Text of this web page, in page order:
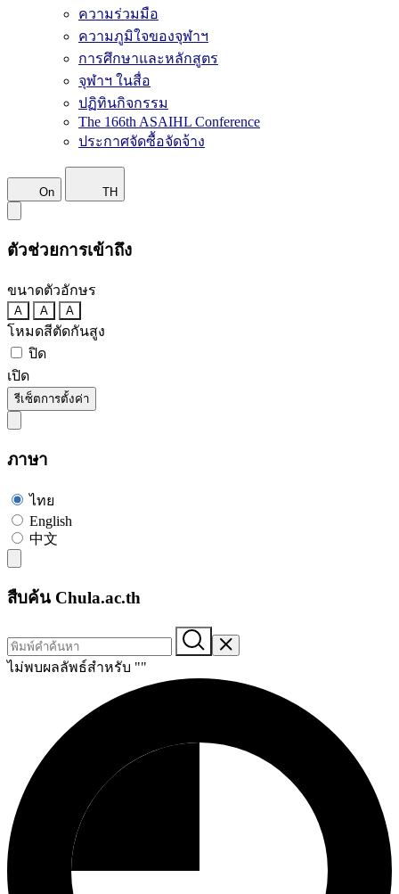
ความร่วมมือ
ความภูมิใจของจุฬาฯ
การศึกษาและหลักสูตร
จุฬาฯ ในสื่อ
ปฏิทินกิจกรรม
The 166th ASAIHL Conference
ประกาศจัดซื้อจัดจ้าง
On TH
ตัวช่วยการเข้าถึง
ขนาดตัวอักษร
A A A
โหมดสีตัดกันสูง
ปิด
เปิด
รีเซ็ตการตั้งค่า
ภาษา
ไทย
English
中文
สืบค้น Chula.ac.th
ไม่พบผลลัพธ์สำหรับ ""